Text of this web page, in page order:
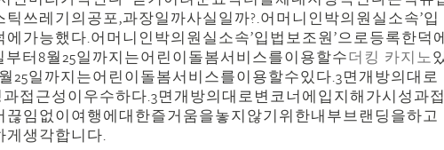
쓰레기의공포,과장일까사실일까?.어머니인박의원실소속’입
에가능했다.어머니인박의원실소속’입법보조원’으로등록한덕
터8월25일까지는어린이돌봄서비스를이용할수더킹 카지노
25일까지는어린이돌봄서비스를이용할수있다.3면개방의대로
접근성이우수하다.3면개방의대로변코너에입지해가시성과접
끊임없이여행에대한즐거움을놓지않기위한내부브랜딩을하고
게생각합니다.